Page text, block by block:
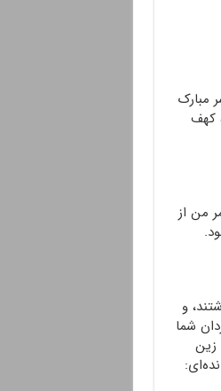
مبارک
کهف
من از
و
شما
زین